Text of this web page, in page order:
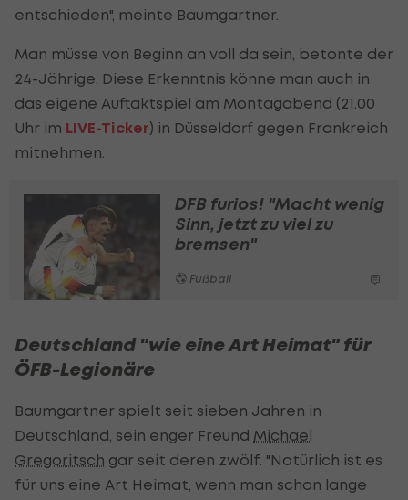
entschieden", meinte Baumgartner.
Man müsse von Beginn an voll da sein, betonte der
24-Jährige. Diese Erkenntnis könne man auch in
das eigene Auftaktspiel am Montagabend (21.00
Uhr im LIVE-Ticker) in Düsseldorf gegen Frankreich
mitnehmen.
DFB furios! "Macht wenig
Sinn, jetzt zu viel zu
bremsen"
Fußball
Deutschland "wie eine Art Heimat" für
ÖFB-Legionäre
Baumgartner spielt seit sieben Jahren in
Deutschland, sein enger Freund Michael
Gregoritsch gar seit deren zwölf. "Natürlich ist es
für uns eine Art Heimat, wenn man schon lange